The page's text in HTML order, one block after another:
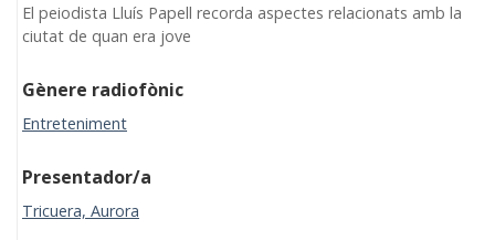
El peiodista Lluís Papell recorda aspectes relacionats amb la
ciutat de quan era jove
Gènere radiofònic
Entreteniment
Presentador/a
Tricuera, Aurora